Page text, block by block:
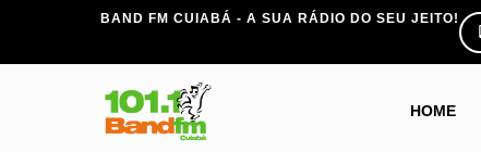
BAND FM CUIABÁ - A SUA RÁDIO DO SEU JEITO!
HOME